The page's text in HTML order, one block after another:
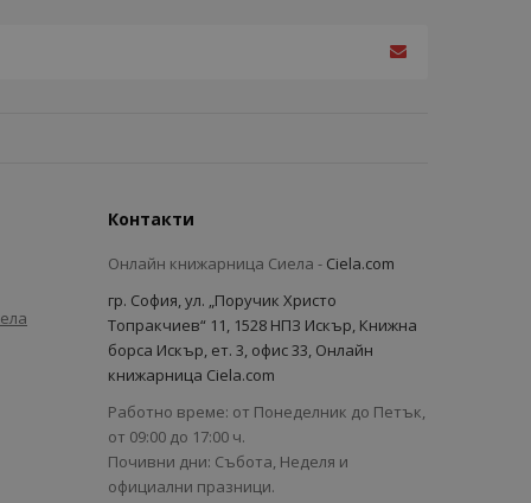
Контакти
Онлайн книжарница Сиела - Ciela.com
гр. София, ул. „Поручик Христо
Топракчиев“ 11, 1528 НПЗ Искър, Книжна
борса Искър, ет. 3, офис 33, Онлайн
книжарница Ciela.com
Работно време: от Понеделник до Петък,
от 09:00 до 17:00 ч.
Почивни дни: Събота, Неделя и
официални празници.